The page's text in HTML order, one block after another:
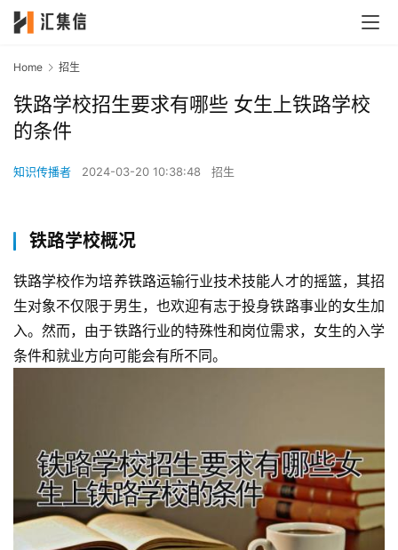
Home 招生
铁路学校招生要求有哪些 女生上铁路学校
的条件
知识传播者 2024-03-20 10:38:48 招生
铁路学校概况
铁路学校作为培养铁路运输行业技术技能人才的摇篮，其招
生对象不仅限于男生，也欢迎有志于投身铁路事业的女生加
入。然而，由于铁路行业的特殊性和岗位需求，女生的入学
条件和就业方向可能会有所不同。